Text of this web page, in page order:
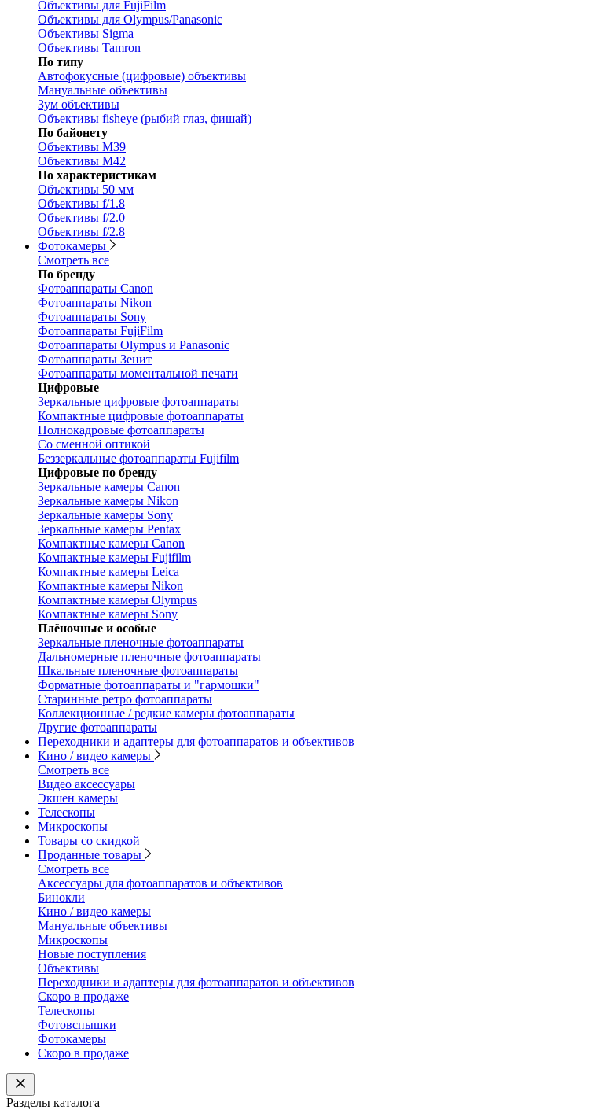
Объективы для FujiFilm
Объективы для Olympus/Panasonic
Объективы Sigma
Объективы Tamron
По типу
Автофокусные (цифровые) объективы
Мануальные объективы
Зум объективы
Объективы fisheye (рыбий глаз, фишай)
По байонету
Объективы M39
Объективы M42
По характеристикам
Объективы 50 мм
Объективы f/1.8
Объективы f/2.0
Объективы f/2.8
Фотокамеры
Смотреть все
По бренду
Фотоаппараты Canon
Фотоаппараты Nikon
Фотоаппараты Sony
Фотоаппараты FujiFilm
Фотоаппараты Olympus и Panasonic
Фотоаппараты Зенит
Фотоаппараты моментальной печати
Цифровые
Зеркальные цифровые фотоаппараты
Компактные цифровые фотоаппараты
Полнокадровые фотоаппараты
Со сменной оптикой
Беззеркальные фотоаппараты Fujifilm
Цифровые по бренду
Зеркальные камеры Canon
Зеркальные камеры Nikon
Зеркальные камеры Sony
Зеркальные камеры Pentax
Компактные камеры Canon
Компактные камеры Fujifilm
Компактные камеры Leica
Компактные камеры Nikon
Компактные камеры Olympus
Компактные камеры Sony
Плёночные и особые
Зеркальные пленочные фотоаппараты
Дальномерные пленочные фотоаппараты
Шкальные пленочные фотоаппараты
Форматные фотоаппараты и "гармошки"
Старинные ретро фотоаппараты
Коллекционные / редкие камеры фотоаппараты
Другие фотоаппараты
Переходники и адаптеры для фотоаппаратов и объективов
Кино / видео камеры
Смотреть все
Видео аксессуары
Экшен камеры
Телескопы
Микроскопы
Товары со скидкой
Проданные товары
Смотреть все
Аксессуары для фотоаппаратов и объективов
Бинокли
Кино / видео камеры
Мануальные объективы
Микроскопы
Новые поступления
Объективы
Переходники и адаптеры для фотоаппаратов и объективов
Скоро в продаже
Телескопы
Фотовспышки
Фотокамеры
Скоро в продаже
Разделы каталога